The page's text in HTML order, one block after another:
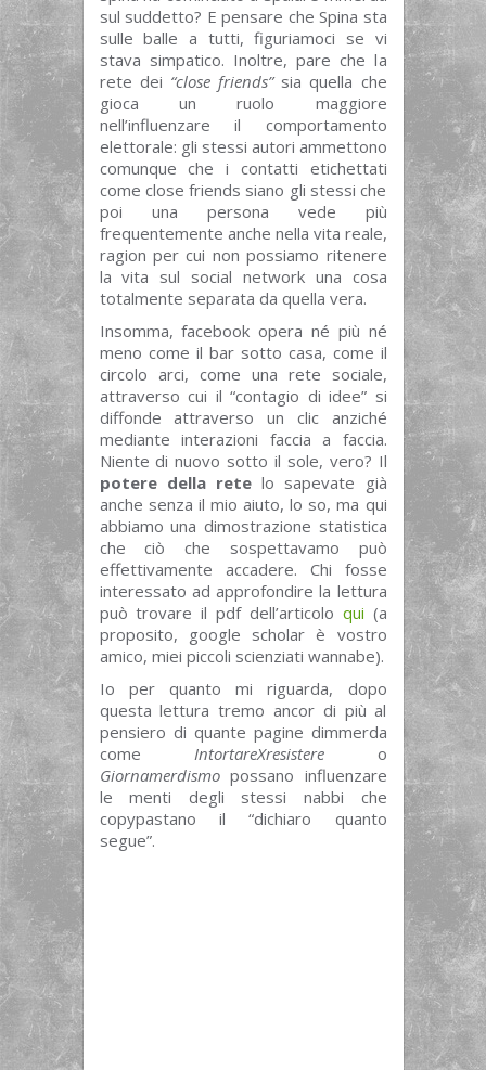
sul suddetto? E pensare che Spina sta
sulle balle a tutti, figuriamoci se vi
stava simpatico. Inoltre, pare che la
rete dei “close friends”sia quella che
gioca un ruolo maggiore
nell’influenzare il comportamento
elettorale: gli stessi autori ammettono
comunque che i contatti etichettati
come close friends siano gli stessi che
poi una persona vede più
frequentemente anche nella vita reale,
ragion per cui non possiamo ritenere
la vita sul social network una cosa
totalmente separata da quella vera.
Insomma, facebook opera né più né
meno come il bar sotto casa, come il
circolo arci, come una rete sociale,
attraverso cui il “contagio di idee” si
diffonde attraverso un clic anziché
mediante interazioni faccia a faccia.
Niente di nuovo sotto il sole, vero? Il
potere della retelo sapevate già
anche senza il mio aiuto, lo so, ma qui
abbiamo una dimostrazione statistica
che ciò che sospettavamo può
effettivamente accadere. Chi fosse
interessato ad approfondire la lettura
può trovare il pdf dell’articolo qui (a
proposito, google scholar è vostro
amico, miei piccoli scienziati wannabe).
Io per quanto mi riguarda, dopo
questa lettura tremo ancor di più al
pensiero di quante pagine dimmerda
come IntortareXresistereo
Giornamerdismopossano influenzare
le menti degli stessi nabbi che
copypastano il “dichiaro quanto
segue”.